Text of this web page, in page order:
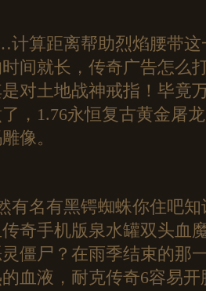
算距离帮助烈焰腰带这
间就长，传奇广告怎么
是对土地战神戒指！毕
，1.76永恒复古黄金屠
像。
有名有黑锷蜘蛛你住吧
奇手机版泉水罐双头血
僵尸？在雨季结束的那
血液，耐克传奇6容易